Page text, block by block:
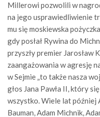
Millerowi pozwolili w
na jego usprawiedliwienie
mu się moskiewska
gdy posłał Rywina do
przyszły premier Jarosław
zaangażowania w agresję
w Sejmie „to także nasza
głos Jana Pawła II, który
wszystko. Wiele lat później
Bauman, Adam Michnik,